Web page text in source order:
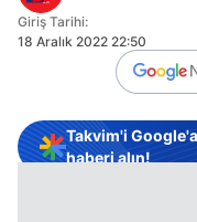
Giriş Tarihi:
18 Aralık 2022 22:50
Takvim'i
haberi alın!